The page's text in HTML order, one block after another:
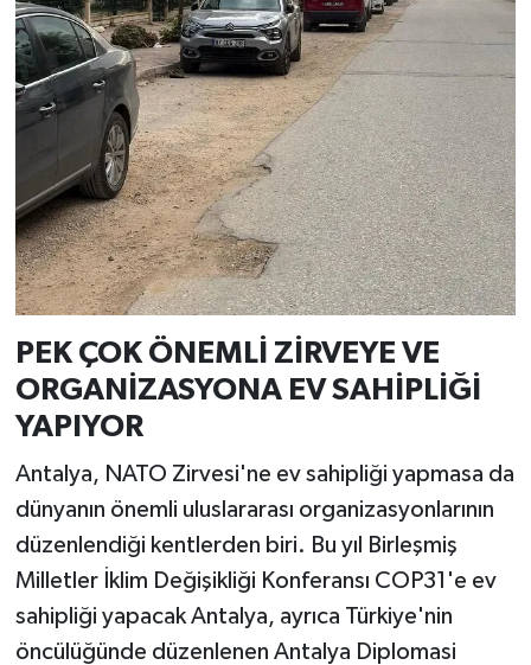
PEK ÇOK ÖNEMLİ ZİRVEYE VE
ORGANİZASYONA EV SAHİPLİĞİ
YAPIYOR
Antalya, NATO Zirvesi'ne ev sahipliği yapmasa da
dünyanın önemli uluslararası organizasyonlarının
düzenlendiği kentlerden biri. Bu yıl Birleşmiş
Milletler İklim Değişikliği Konferansı COP31'e ev
sahipliği yapacak Antalya, ayrıca Türkiye'nin
öncülüğünde düzenlenen Antalya Diplomasi